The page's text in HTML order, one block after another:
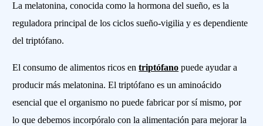
La melatonina, conocida como la hormona del sueño, es la
reguladora principal de los ciclos sueño-vigilia y es dependiente
del triptófano.
El consumo de alimentos ricos entriptófano puede ayudar a
producir más melatonina. El triptófano es un aminoácido
esencial que el organismo no puede fabricar por sí mismo, por
lo que debemos incorpóralo con la alimentación para mejorar la